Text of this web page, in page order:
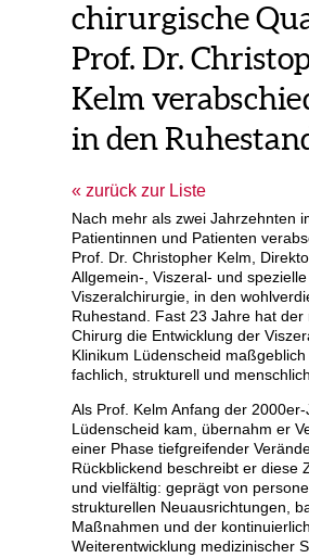
chirurgische
Prof. Dr.
Kelm
in den
zurück zur Liste
Nach mehr als zwei Jahrzehnten
Patientinnen und Patienten
Prof. Dr. Christopher Kelm,
Allgemein-, Viszeral- und spezielle
Viszeralchirurgie, in den
Ruhestand. Fast 23 Jahre hat der
Chirurg die Entwicklung der
Klinikum Lüdenscheid
fachlich, strukturell und menschlich.
Als Prof. Kelm Anfang der
Lüdenscheid kam, übernahm er
einer Phase tiefgreifender
Rückblickend beschreibt er diese
und vielfältig: geprägt von
strukturellen Neuausrichtungen,
Maßnahmen und der
Weiterentwicklung medizinischer